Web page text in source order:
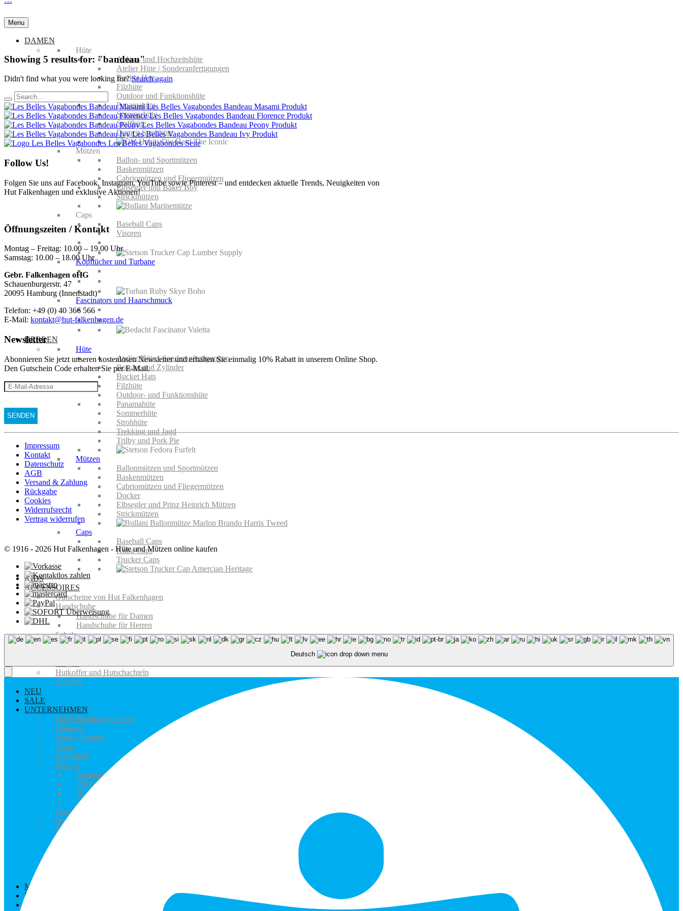
Menu
DAMEN
Hüte
Anlass- und Hochzeitshüte
Atelier Hüte / Sonderanfertigungen
Bucket Hats
Filzhüte
Outdoor und Funktionshüte
Panamahüte
Sommerhüte
Stoffhüte
Damen Strohhüte
Mützen
Ballon- und Sportmützen
Baskenmützen
Cabriomützen und Fliegermützen
Elbsegler und Baker Boy
Strickmützen
Caps
Baseball Caps
Visoren
Kopftücher und Turbane
Fascinators und Haarschmuck
HERREN
Hüte
Atelier Hüte / Sonderanfertigungen
Bowler und Zylinder
Bucket Hats
Filzhüte
Outdoor- und Funktionshüte
Panamahüte
Sommerhüte
Strohhüte
Trekking und Jagd
Trilby und Pork Pie
Mützen
Ballonmützen und Sportmützen
Baskenmützen
Cabriomützen und Fliegermützen
Docker
Elbsegler und Prinz Heinrich Mützen
Strickmützen
Caps
Baseball Caps
Kuba Caps
Trucker Caps
KIDS
ACCESSOIRES
Gutscheine von Hut Falkenhagen
Handschuhe
Handschuhe für Damen
Handschuhe für Herren
Schals
Schals für Damen
Hutkoffer und Hutschachteln
Zubehör
NEU
SALE
UNTERNEHMEN
Hut Falkenhagen Atelier
Hutkurse
Unsere Historie
Team
Mediathek
Service
Reinigung + Aufarbeitung
Pflegetipps
Hutgrößenberater
Gut behütet in der Sonne: Hüte mit UV-Schutz
Handelsvertretungen
Showroom mieten
Events @ Hut Falkenhagen
MARKEN
NEWS | BLOG
Showing 5 results for: "bandeau"
Didn't find what you were looking for?Search again
Les Belles Vagabondes Bandeau Masami Produkt
Les Belles Vagabondes Bandeau Florence Produkt
Les Belles Vagabondes Bandeau Peony Produkt
Les Belles Vagabondes Bandeau Ivy Produkt
Les Belles VagabondesSeite
Follow Us!
Folgen Sie uns auf Facebook, Instagram, YouTube sowie Pinterest – und entdecken aktuelle Trends, Neuigkeiten von
Hut Falkenhagen und exklusive Aktionen!
Öffnungszeiten / Kontakt
Montag – Freitag: 10.00 – 19.00 Uhr
Samstag: 10.00 – 18.00 Uhr
Gebr. Falkenhagen oHG
Schauenburgerstr. 47
20095 Hamburg (Innenstadt)
Telefon: +49 (0) 40 366 566
E-Mail: kontakt@hut-falkenhagen.de
Newsletter
Abonnieren Sie jetzt unseren kostenlosen Newsletter und erhalten Sie einmalig 10% Rabatt in unserem Online Shop.
Den Gutschein Code erhalten Sie per E-Mail.
Impressum
Kontakt
Datenschutz
AGB
Versand & Zahlung
Rückgabe
Cookies
Widerrufsrecht
Vertrag widerrufen
© 1916 - 2026 Hut Falkenhagen - Hüte und Mützen online kaufen
Deutsch